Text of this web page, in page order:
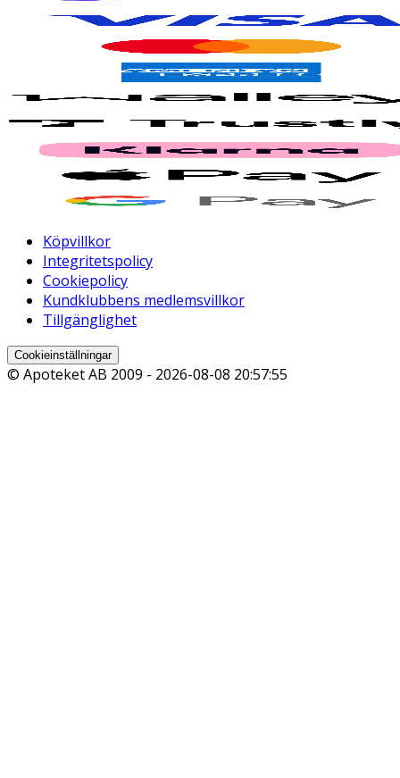
Köpvillkor
Integritetspolicy
Cookiepolicy
Kundklubbens medlemsvillkor
Tillgänglighet
Cookieinställningar
© Apoteket AB 2009 - 2026-08-08 20:57:55